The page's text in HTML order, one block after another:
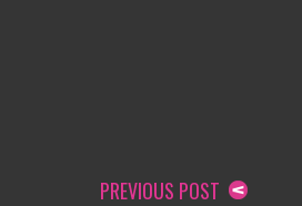
PREVIOUS POST